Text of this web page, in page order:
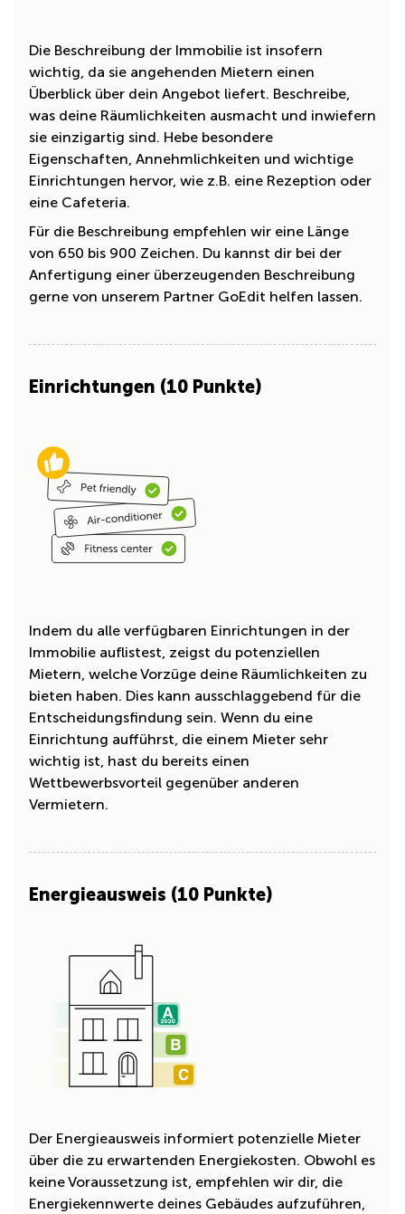
Die Beschreibung der Immobilie ist insofern
wichtig, da sie angehenden Mietern einen
Überblick über dein Angebot liefert. Beschreibe,
was deine Räumlichkeiten ausmacht und inwiefern
sie einzigartig sind. Hebe besondere
Eigenschaften, Annehmlichkeiten und wichtige
Einrichtungen hervor, wie z.B. eine Rezeption oder
eine Cafeteria.
Für die Beschreibung empfehlen wir eine Länge
von 650 bis 900 Zeichen. Du kannst dir bei der
Anfertigung einer überzeugenden Beschreibung
gerne von unserem Partner GoEdit helfen lassen.
Einrichtungen (10 Punkte)
Indem du alle verfügbaren Einrichtungen in der
Immobilie auflistest, zeigst du potenziellen
Mietern, welche Vorzüge deine Räumlichkeiten zu
bieten haben. Dies kann ausschlaggebend für die
Entscheidungsfindung sein. Wenn du eine
Einrichtung aufführst, die einem Mieter sehr
wichtig ist, hast du bereits einen
Wettbewerbsvorteil gegenüber anderen
Vermietern.
Energieausweis (10 Punkte)
Der Energieausweis informiert potenzielle Mieter
über die zu erwartenden Energiekosten. Obwohl es
keine Voraussetzung ist, empfehlen wir dir, die
Energiekennwerte deines Gebäudes aufzuführen,